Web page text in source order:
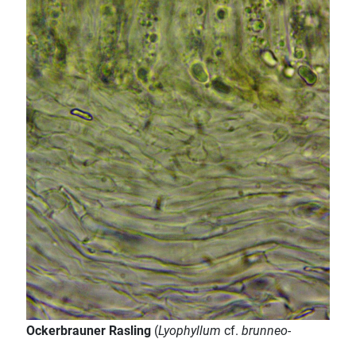
Ockerbrauner Rasling (Lyophyllum cf. brunneo-